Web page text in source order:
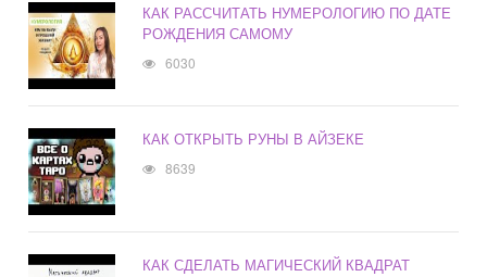
КАК РАССЧИТАТЬ НУМЕРОЛОГИЮ ПО ДАТЕ
РОЖДЕНИЯ САМОМУ
6030
КАК ОТКРЫТЬ РУНЫ В АЙЗЕКЕ
8639
КАК СДЕЛАТЬ МАГИЧЕСКИЙ КВАДРАТ